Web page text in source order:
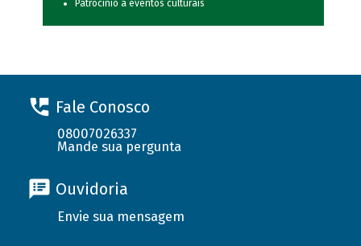
Patrocínio a eventos culturais
Fale Conosco
08007026337
Mande sua pergunta
Ouvidoria
Envie sua mensagem